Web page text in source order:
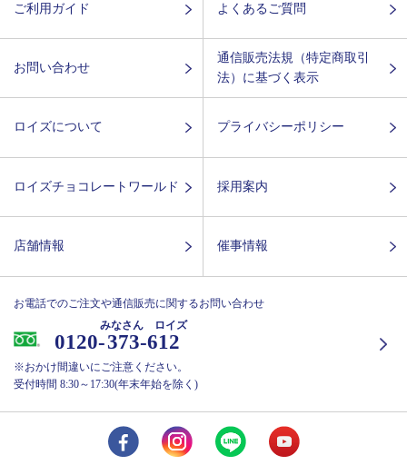
ご利用ガイド よくあるご質問
お問い合わせ
通信販売法規（特定商取引
法）に基づく表示
ロイズについて プライバシーポリシー
ロイズチョコレートワールド 採用案内
店舗情報 催事情報
お電話でのご注文や通信販売に関するお問い合わせ
0120-373-612
みなさん ロイズ
※おかけ間違いにご注意ください。
受付時間 8:30～17:30(年末年始を除く)